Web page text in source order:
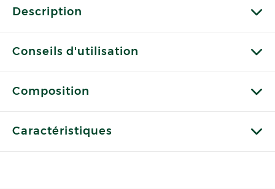
Description
Conseils d'utilisation
Composition
Caractéristiques